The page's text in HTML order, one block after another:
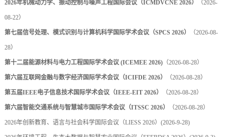
2026年机械动力学、振动控制与噪声工程国际会议（ICMDVCNE 2026） （2026-
08-22）
第七届信号处理、模式识别与计算机科学国际学术会议（SPCS 2026） （2026-08-
28）
第十二届能源材料与电力工程国际学术会议 (ICEMEE 2026)（2026-08-28）
第六届互联网金融与数字经济国际学术会议（ICIFDE 2026） （2026-08-28）
第五届IEEE电子信息技术国际学术会议（IEEE-EIT 2026） （2026-08-28）
第六届智能交通系统与智慧城市国际学术会议（ITSSC 2026） （2026-08-28）
2026年创新教育、语言与社会科学国际会议（LIESS 2026） (2026-9-28)